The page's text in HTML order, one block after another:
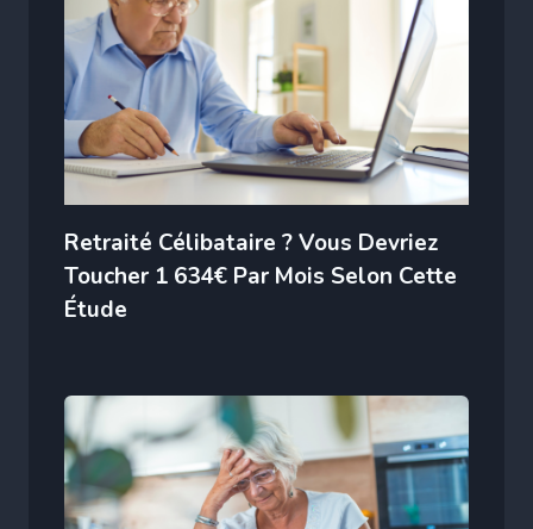
Retraité Célibataire ? Vous Devriez
Toucher 1 634€ Par Mois Selon Cette
Étude